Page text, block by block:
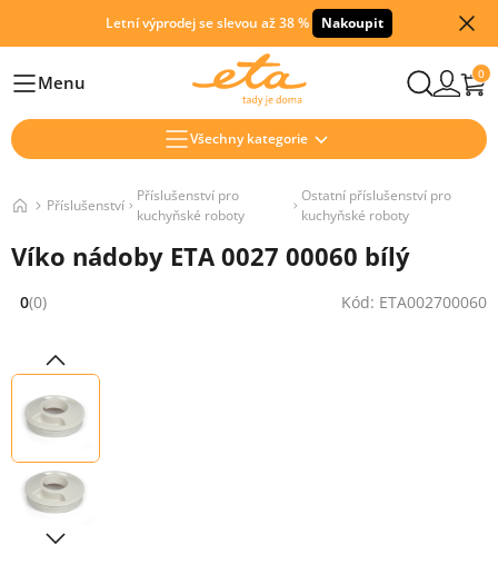
Letní výprodej se slevou až 38 % Nakoupit
HlavníMenu 0
Všechny kategorie
Příslušenství
Příslušenství pro
kuchyňské roboty
Ostatní příslušenství pro
kuchyňské roboty
Víko nádoby ETA 0027 00060 bílý
Hodnocení: 0 z 5 (0 recenzí)
0(0) Kód: ETA002700060